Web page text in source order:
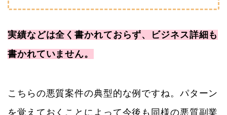
実績などは全く書かれておらず、ビジネス詳細も
書かれていません。
こちらの悪質案件の典型的な例ですね。パターン
を覚えておくことによって今後も同様の悪質副業